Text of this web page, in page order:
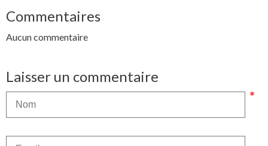
Commentaires
Aucun commentaire
Laisser un commentaire